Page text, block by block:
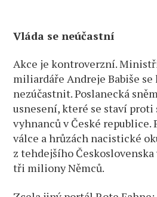
Vláda se neúčastní
Akce je kontroverzní.
miliardáře Andreje Babiše
nezúčastnit. Poslanecká
usnesení, které se staví proti
vyhnanců v České republice.
válce a hrůzách nacistické
z tehdejšího
tři miliony Němců.